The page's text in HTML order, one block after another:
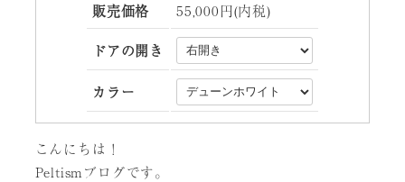
販売価格 55,000円(内税)
ドアの開き
カラー
こんにちは！
Peltismブログです。